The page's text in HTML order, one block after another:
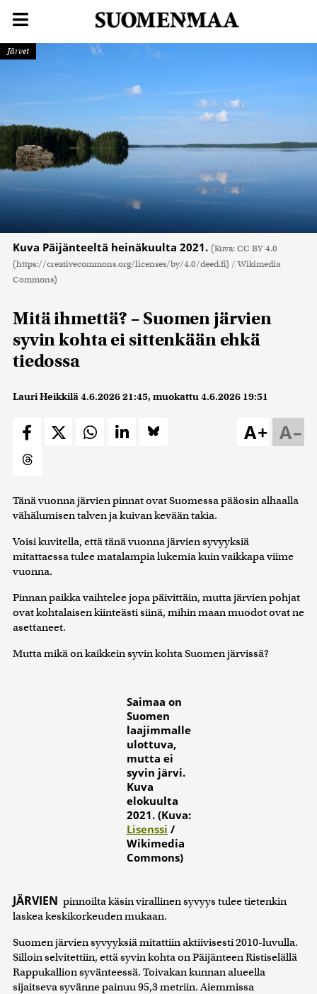
Järvet
Kuva Päijänteeltä heinäkuulta 2021. (Kuva: CC BY 4.0
(https://creativecommons.org/licenses/by/4.0/deed.fi) / Wikimedia
Commons)
Mitä ihmettä? – Suomen järvien
syvin kohta ei sittenkään ehkä
tiedossa
Lauri Heikkilä4.6.2026 21:45, muokattu4.6.2026 19:51
A–
A+
Tänä vuonna järvien pinnat ovat Suomessa pääosin alhaalla
vähälumisen talven ja kuivan kevään takia.
Voisi kuvitella, että tänä vuonna järvien syvyyksiä
mitattaessa tulee matalampia lukemia kuin vaikkapa viime
vuonna.
Pinnan paikka vaihtelee jopa päivittäin, mutta järvien pohjat
ovat kohtalaisen kiinteästi siinä, mihin maan muodot ovat ne
asettaneet.
Mutta mikä on kaikkein syvin kohta Suomen järvissä?
Saimaa on
Suomen
laajimmalle
ulottuva,
mutta ei
syvin järvi.
Kuva
elokuulta
2021. (Kuva:
Lisenssi /
Wikimedia
Commons)
JÄRVIEN pinnoilta käsin virallinen syvyys tulee tietenkin
laskea keskikorkeuden mukaan.
Suomen järvien syvyyksiä mitattiin aktiivisesti 2010-luvulla.
Silloin selvitettiin, että syvin kohta on Päijänteen Ristiselällä
Rappukallion syvänteessä. Toivakan kunnan alueella
sijaitseva syvänne painuu 95,3 metriin. Aiemmissa